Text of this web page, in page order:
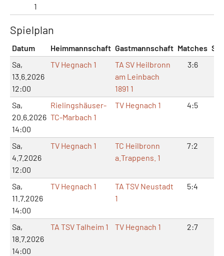
1
Spielplan
Datum Heimmannschaft Gastmannschaft Matches
Sa,
13.6.2026
12:00
TV Hegnach 1
TA SV Heilbronn
am Leinbach
1891 1
3:6
Sa,
20.6.2026
14:00
Rielingshäuser-
TC-Marbach 1
TV Hegnach 1 4:5
Sa,
4.7.2026
12:00
TV Hegnach 1
TC Heilbronn
a.Trappens. 1
7:2
Sa,
11.7.2026
14:00
TV Hegnach 1
TA TSV Neustadt
1
5:4
Sa,
18.7.2026
14:00
TA TSV Talheim 1 TV Hegnach 1 2:7